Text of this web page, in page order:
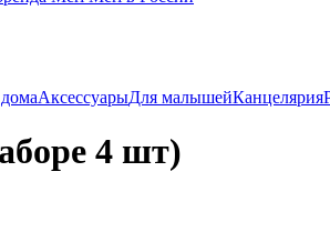
АксессуарыДля малышейКанцелярия
4 шт)